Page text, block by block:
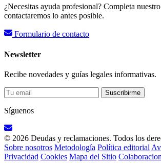
¿Necesitas ayuda profesional? Completa
contactaremos lo antes posible.
Formulario de contacto
Newsletter
Recibe novedades y guías legales informativas.
Suscribirme
Síguenos
© 2026 Deudas y reclamaciones. Todos los
Sobre nosotros Metodología Política editorial
Privacidad Cookies Mapa del Sitio